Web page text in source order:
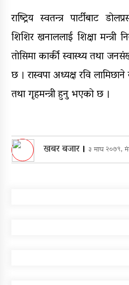
राष्ट्रिय स्वतन्त्र पार्टीबाट
शिशिर खनाललाई शिक्षा मन्त्री
तोसिमा कार्की स्वास्थ्य तथा
छ । रास्वपा अध्यक्ष रवि
तथा गृहमन्त्री हुनु भएको छ ।
खबर बजार। ३ माघ २०७९,